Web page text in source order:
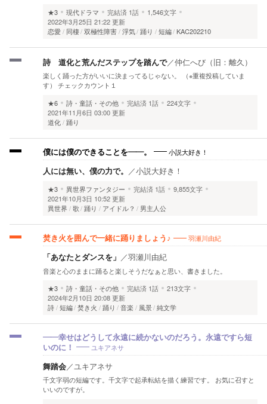
★3
現代ドラマ 完結済 1話
1,546文字
2022年3月25日 21:22 更新
恋愛
同棲 双極性障害 浮気 踊り 短編 KAC202210
詩 道化と荒んだステップを踏んで／仲仁へび（旧：離久）
楽しく踊った方がいいに決まってるじゃない。 （※重複投稿していま
す） チェックカウント１
★6
詩・童話・その他 完結済 1話
224文字
2021年11月6日 03:00 更新
道化 踊り
僕には僕のできることを――。 小説大好き！
人には無い、僕の力で。 ／小説大好き！
★3 異世界ファンタジー 完結済 1話
9,855文字
2021年10月3日 10:52 更新
異世界
歌 踊り アイドル？ 男主人公
焚き火を囲んで一緒に踊りましょう♪ 羽瀬川由紀
「あなたとダンスを」 ／羽瀬川由紀
音楽と心のままに踊ると楽しそうだなぁと思い、書きました。
★3
詩・童話・その他 完結済 1話
213文字
2024年2月10日 20:08 更新
詩 短編 焚き火 踊り 音楽 風景 純文学
――幸せはどうして永遠に続かないのだろう。永遠ですら短
いのに！
ユキアネサ
舞踏会／ユキアネサ
千文字弱の短編です。千文字で起承転結を描く練習です。 お気に召すと
いいのですが。